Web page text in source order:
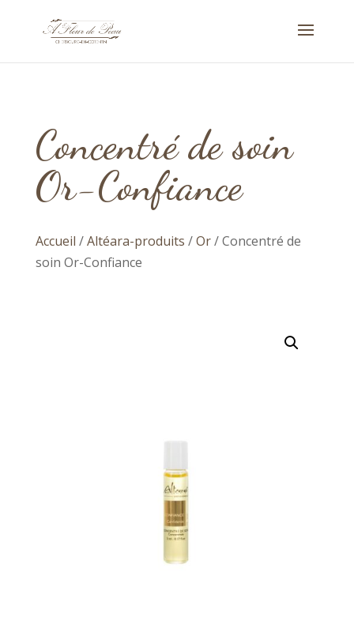
Concentré de soin
Or-Confiance
Accueil /Altéara-produits /Or/ Concentré de
soin Or-Confiance